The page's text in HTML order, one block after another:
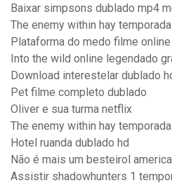
Baixar simpsons dublado mp4
The enemy within hay
Plataforma do medo filme online
Into the wild online legendado
Download interestelar dublado
Pet filme completo dublado
Oliver e sua turma netflix
The enemy within hay
Hotel ruanda dublado hd
Não é mais um besteirol
Assistir shadowhunters 1